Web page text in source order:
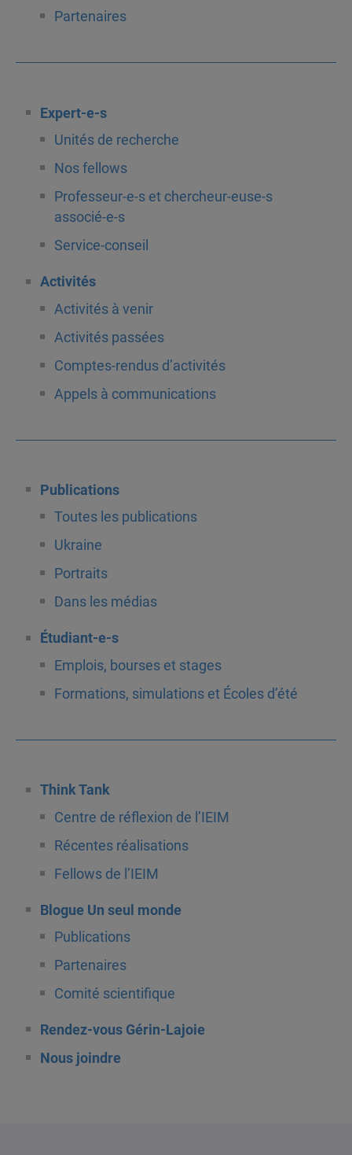
Partenaires
Expert-e-s
Unités de recherche
Nos fellows
Professeur-e-s et chercheur-euse-s
associé-e-s
Service-conseil
Activités
Activités à venir
Activités passées
Comptes-rendus d’activités
Appels à communications
Publications
Toutes les publications
Ukraine
Portraits
Dans les médias
Étudiant-e-s
Emplois, bourses et stages
Formations, simulations et Écoles d’été
Think Tank
Centre de réflexion de l’IEIM
Récentes réalisations
Fellows de l’IEIM
Blogue Un seul monde
Publications
Partenaires
Comité scientifique
Rendez-vous Gérin-Lajoie
Nous joindre